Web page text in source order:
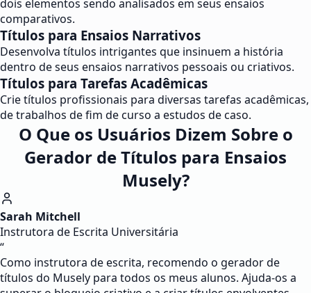
dois elementos sendo analisados em seus ensaios
comparativos.
Títulos para Ensaios Narrativos
Desenvolva títulos intrigantes que insinuem a história
dentro de seus ensaios narrativos pessoais ou criativos.
Títulos para Tarefas Acadêmicas
Crie títulos profissionais para diversas tarefas acadêmicas,
de trabalhos de fim de curso a estudos de caso.
O Que os Usuários Dizem Sobre o
Gerador de Títulos para Ensaios
Musely?
Sarah Mitchell
Instrutora de Escrita Universitária
“
Como instrutora de escrita, recomendo o gerador de
títulos do Musely para todos os meus alunos. Ajuda-os a